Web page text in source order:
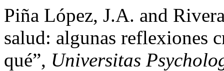
Piña López, J.A. and
salud: algunas reflexiones
qué”, Universitas